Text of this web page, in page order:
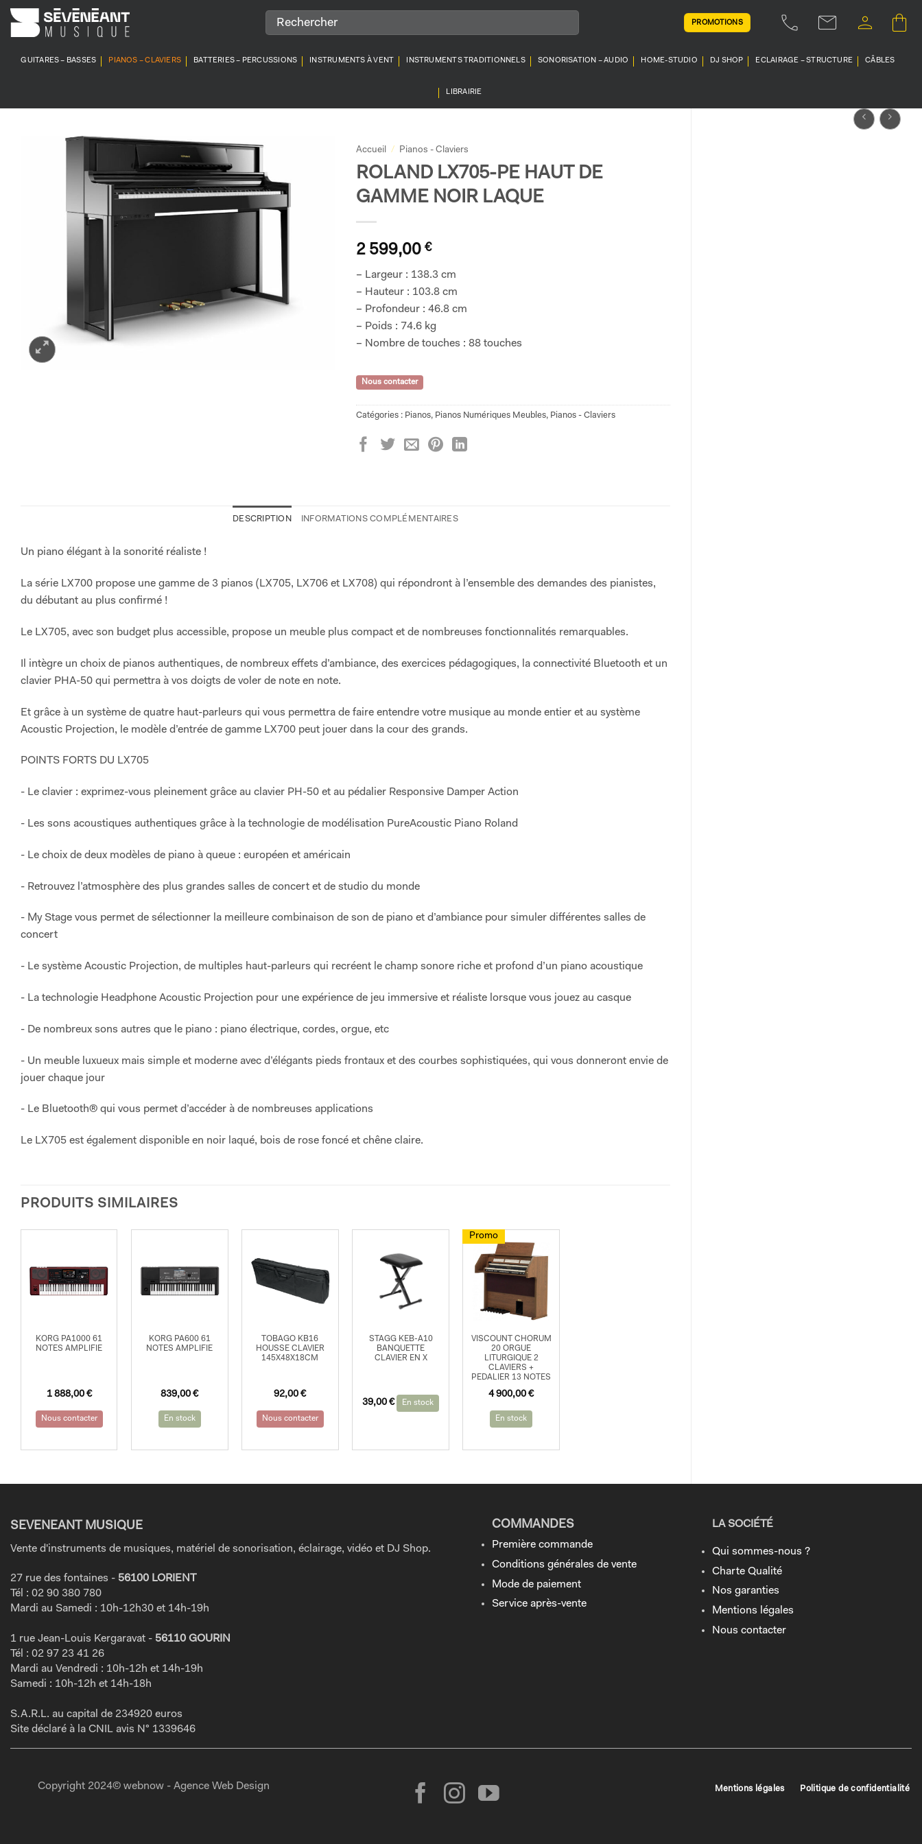
Passer
au
PROMOTIONS
GUITARES – BASSES PIANOS – CLAVIERS BATTERIES – PERCUSSIONS INSTRUMENTS À VENT INSTRUMENTS TRADITIONNELS SONORISATION – AUDIO HOME-STUDIO DJ SHOP ECLAIRAGE – STRUCTURE CÂBLES
LIBRAIRIE
Accueil / Pianos - Claviers
ROLAND LX705-PE HAUT DE
GAMME NOIR LAQUE
2 599,00 €
– Largeur : 138.3 cm
– Hauteur : 103.8 cm
– Profondeur : 46.8 cm
– Poids : 74.6 kg
– Nombre de touches : 88 touches
Nous contacter
Catégories : Pianos, Pianos Numériques Meubles, Pianos - Claviers
DESCRIPTION INFORMATIONS COMPLÉMENTAIRES
Un piano élégant à la sonorité réaliste !
La série LX700 propose une gamme de 3 pianos (LX705, LX706 et LX708) qui répondront à l’ensemble des demandes des pianistes,
du débutant au plus confirmé !
Le LX705, avec son budget plus accessible, propose un meuble plus compact et de nombreuses fonctionnalités remarquables.
Il intègre un choix de pianos authentiques, de nombreux effets d’ambiance, des exercices pédagogiques, la connectivité Bluetooth et un
clavier PHA-50 qui permettra à vos doigts de voler de note en note.
Et grâce à un système de quatre haut-parleurs qui vous permettra de faire entendre votre musique au monde entier et au système
Acoustic Projection, le modèle d’entrée de gamme LX700 peut jouer dans la cour des grands.
POINTS FORTS DU LX705
- Le clavier : exprimez-vous pleinement grâce au clavier PH-50 et au pédalier Responsive Damper Action
- Les sons acoustiques authentiques grâce à la technologie de modélisation PureAcoustic Piano Roland
- Le choix de deux modèles de piano à queue : européen et américain
- Retrouvez l’atmosphère des plus grandes salles de concert et de studio du monde
- My Stage vous permet de sélectionner la meilleure combinaison de son de piano et d’ambiance pour simuler différentes salles de
concert
- Le système Acoustic Projection, de multiples haut-parleurs qui recréent le champ sonore riche et profond d’un piano acoustique
- La technologie Headphone Acoustic Projection pour une expérience de jeu immersive et réaliste lorsque vous jouez au casque
- De nombreux sons autres que le piano : piano électrique, cordes, orgue, etc
- Un meuble luxueux mais simple et moderne avec d’élégants pieds frontaux et des courbes sophistiquées, qui vous donneront envie de
jouer chaque jour
- Le Bluetooth® qui vous permet d’accéder à de nombreuses applications
Le LX705 est également disponible en noir laqué, bois de rose foncé et chêne claire.
PRODUITS SIMILAIRES
KORG PA1000 61
NOTES AMPLIFIE
1 888,00 €
Nous contacter
KORG PA600 61
NOTES AMPLIFIE
839,00€
En stock
TOBAGO KB16
HOUSSE CLAVIER
145X48X18CM
92,00€
Nous contacter
STAGG KEB-A10
BANQUETTE
CLAVIER EN X
39,00€ En stock
Promo
VISCOUNT CHORUM
20 ORGUE
LITURGIQUE 2
CLAVIERS +
PEDALIER 13 NOTES
Le
initial
était :
4 900,00€
Le
actuel
est :
En stock
SEVENEANT MUSIQUE
Vente d'instruments de musiques, matériel de sonorisation, éclairage, vidéo et DJ Shop.
27 rue des fontaines - 56100 LORIENT
Tél : 02 90 380 780
Mardi au Samedi : 10h-12h30 et 14h-19h
1 rue Jean-Louis Kergaravat - 56110 GOURIN
Tél : 02 97 23 41 26
Mardi au Vendredi : 10h-12h et 14h-19h
Samedi : 10h-12h et 14h-18h
S.A.R.L. au capital de 234920 euros
Site déclaré à la CNIL avis N° 1339646
COMMANDES
Première commande
Conditions générales de vente
Mode de paiement
Service après-vente
LA SOCIÉTÉ
Qui sommes-nous ?
Charte Qualité
Nos garanties
Mentions légales
Nous contacter
Copyright 2024© webnow - Agence Web Design Mentions légales Politique de confidentialité